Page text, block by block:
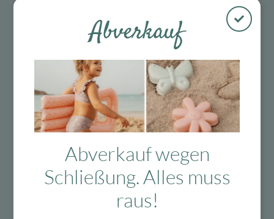
Biologisch abbaubare Rohstoffe, von öko-
bewussten Herstellern.
Abmessungen
21 x 13,5x 0,7 cm
Hersteller:
Fabrykat, ul. Bielatowicza 3 33-100 Tarnów,
shop@milin.pl
Abverkauf
Abverkauf wegen
Schließung. Alles muss
raus!